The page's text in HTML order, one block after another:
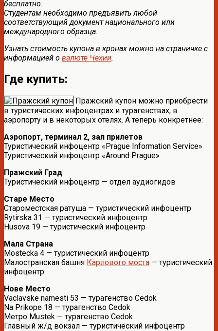
бесплатно.
Студентам необходимо предъявить любой
соответствующий документ национального или
международного образца.
Узнать стоимость купона в кронах можно на страничке с
информацией о валюте Чехии.
Где купить:
Пражский купон можно приобрести
в туристических инфоцентрах и турагенствах, в
аэропорту и в некоторых отелях. А теперь конкретнее:
Аэропорт, терминал 2, зал прилетов
Туристический инфоцентр «Prague Information Service»
Туристический инфоцентр «Around Prague»
Пражский Град
Туристический инфоцентр — отдел аудиогидов
Старе Место
Староместская ратуша — туристический инфоцентр
Rytirska 31 — туристический инфоцентр
Husova 19 — туристический инфоцентр
Мала Страна
Mostecka 4 — туристический инфоцентр
Малостранская башня Карлового моста — туристический
инфоцентр
Нове Место
Vaclavske namesti 53 — турагенство Cedok
Na Prikope 18 — турагенство Cedok
Метро Mustek — турагенство Cedok
Главный ж/д вокзал — туристический инфоцентр